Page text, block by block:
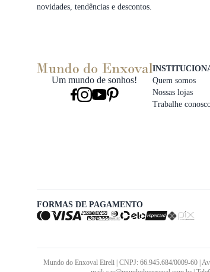
novidades, tendências e descontos.
Um mundo de sonhos!
Quem somos
Nossas lojas
Trabalhe
FORMAS DE PAGAMENTO
Mundo do Enxoval Eireli | CNPJ: 66.945.684/0009-60 |